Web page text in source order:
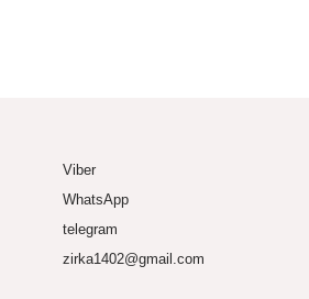
Viber
WhatsApp
telegram
zirka1402@gmail.com